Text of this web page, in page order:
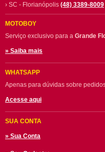
› SC - Florianópolis (48) 3389-8009
MOTOBOY
Serviço exclusivo para a Grande
» Saiba mais
WHATSAPP
Apenas para dúvidas sobre
Acesse aqui
SUA CONTA
» Sua Conta